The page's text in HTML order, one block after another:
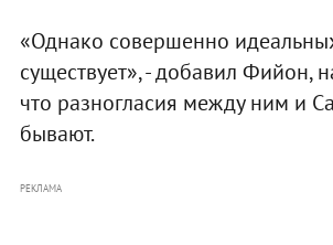
«Однако совершенно
существует», - добавил Фийон,
что разногласия между ним и
бывают.
РЕКЛАМА